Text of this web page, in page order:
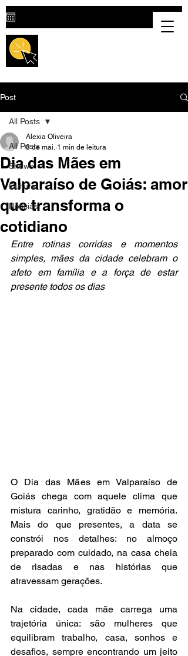
Post
All Posts
Shows
Cultura
Notícias
All Posts
Dia das Mães em
Valparaíso de Goiás: amor
que transforma o
cotidiano
Alexia Oliveira
8 de mai. 1 min de leitura
Entre rotinas corridas e momentos
simples, mães da cidade celebram o
afeto em família e a força de estar
presente todos os dias
O Dia das Mães em Valparaíso de
Goiás chega com aquele clima que
mistura carinho, gratidão e memória.
Mais do que presentes, a data se
constrói nos detalhes: no almoço
preparado com cuidado, na casa cheia
de risadas e nas histórias que
atravessam gerações.
Na cidade, cada mãe carrega uma
trajetória única: são mulheres que
equilibram trabalho, casa, sonhos e
desafios, sempre encontrando um jeito